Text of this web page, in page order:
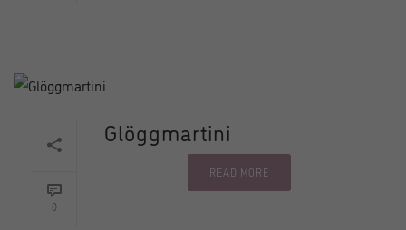
0
Glöggmartini
READ MORE